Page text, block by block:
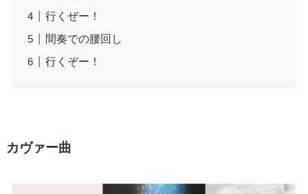
行くぜー！
間奏での腰回し
行くぞー！
カヴァー曲